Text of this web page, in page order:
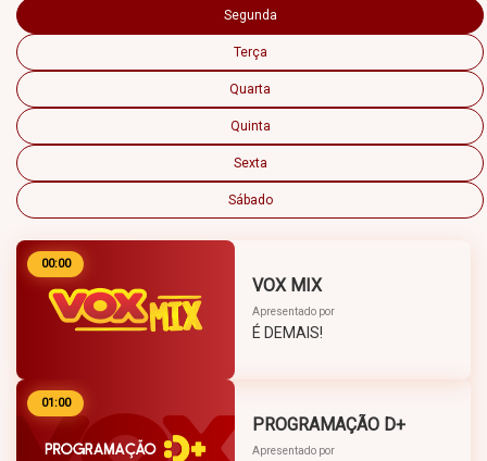
Segunda
Terça
Quarta
Quinta
Sexta
Sábado
00:00
VOX MIX
Apresentado por
É DEMAIS!
01:00
PROGRAMAÇÃO D+
Apresentado por